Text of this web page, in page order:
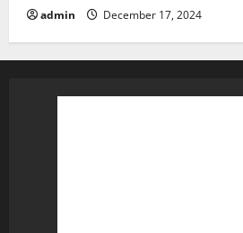
admin December 17, 2024